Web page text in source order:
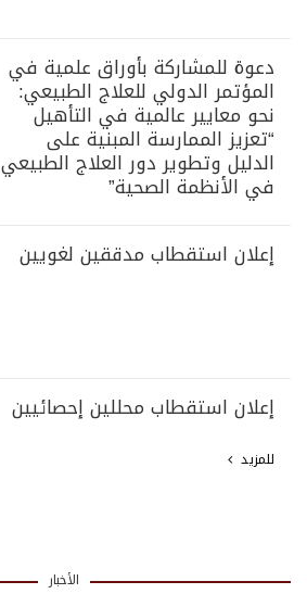
دعوة للمشاركة بأوراق علمية في
المؤتمر الدولي للعلاج الطبيعي:
نحو معايير عالمية في التأهيل
“تعزيز الممارسة المبنية على
الدليل وتطوير دور العلاج الطبيعي
في الأنظمة الصحية”
إعلان استقطاب مدققين لغويين
إعلان استقطاب محللين إحصائيين
للمزيد
الأخبار